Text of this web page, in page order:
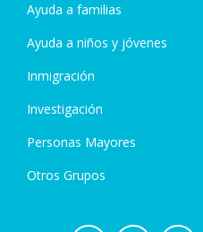
Ayuda a familias
Ayuda a niños y jóvenes
Inmigración
Investigación
Personas Mayores
Otros Grupos